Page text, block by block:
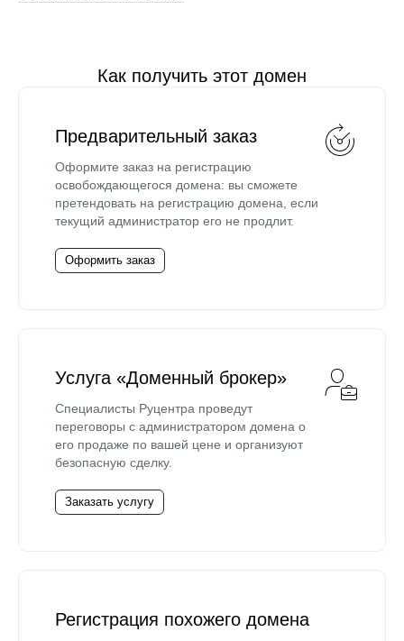
Как получить этот домен
Предварительный заказ
Оформите заказ на регистрацию
освобождающегося домена: вы сможете
претендовать на регистрацию домена, если
текущий администратор его не продлит.
Оформить заказ
Услуга «Доменный брокер»
Специалисты Руцентра проведут
переговоры с администратором домена о
его продаже по вашей цене и организуют
безопасную сделку.
Заказать услугу
Регистрация похожего домена